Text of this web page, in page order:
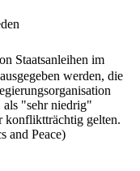
Staatsanleihen im
werden, die
als "sehr niedrig"
konfliktträchtig gelten.
and Peace)